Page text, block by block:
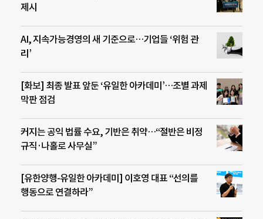
제시
AI, 지속가능경영의 새 기준으로…기업들 ‘위험 관
리’
[화보] 최종 발표 앞둔 ‘유일한 아카데미’…조별 과제
막판 점검
커지는 공익 법률 수요, 기반은 취약…“절반은 비정
규직·나홀로 사무실”
[유한양행-유일한 아카데미] 이호영 대표 “선의를
행동으로 연결하라”